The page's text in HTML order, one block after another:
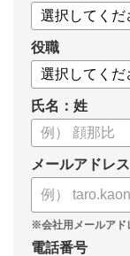
役職
氏名：姓
メールアドレス
電話番号